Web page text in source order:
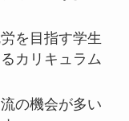
易実務
マーケットや
なビジネスプ
につきます。